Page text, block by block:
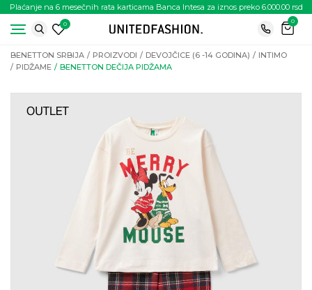
Plaćanje na 6 mesečnih rata karticama Banca Intesa za iznos preko 6.000.00 rsd
0
0
BENETTON SRBIJA PROIZVODI DEVOJČICE (6 -14 GODINA)
INTIMO
PIDŽAME
BENETTON DEČIJA PIDŽAMA